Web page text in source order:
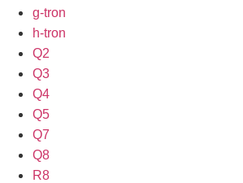
g-tron
h-tron
Q2
Q3
Q4
Q5
Q7
Q8
R8